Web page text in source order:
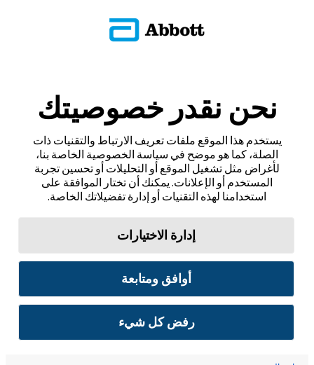
نحن نقدر خصوصيتك
يستخدم هذا الموقع ملفات تعريف الارتباط والتقنيات ذات
الصلة، كما هو موضح في سياسة الخصوصية الخاصة بنا،
لأغراض مثل تشغيل الموقع أو التحليلات أو تحسين تجربة
المستخدم أو الإعلانات. يمكنك أن تختار الموافقة على
استخدامنا لهذه التقنيات أو إدارة تفضيلاتك الخاصة.
إدارة الاختيارات
أوافق ومتابعة
رفض كل شيء